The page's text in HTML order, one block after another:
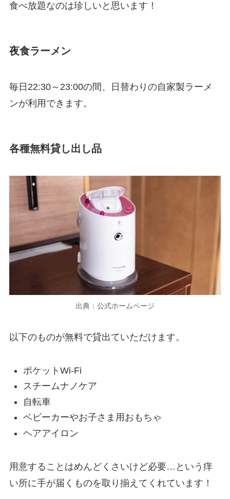
食べ放題なのは珍しいと思います！
夜食ラーメン
毎日22:30～23:00の間、日替わりの自家製ラーメ
ンが利用できます。
各種無料貸し出し品
出典：公式ホームページ
以下のものが無料で貸出ていただけます。
ポケットWi-Fi
スチームナノケア
自転車
ベビーカーやお子さま用おもちゃ
ヘアアイロン
用意することはめんどくさいけど必要…という痒
い所に手が届くものを取り揃えてくれています！